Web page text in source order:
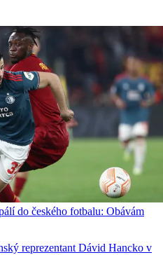
do českého fotbalu: Obávám
reprezentant Dávid Hancko v